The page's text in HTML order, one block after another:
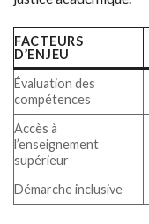
FACTEURS
D’ENJEU
Évaluation des
compétences
Accès à
l’enseignement
supérieur
Démarche inclusive